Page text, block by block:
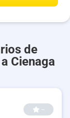
de
Cienaga
--